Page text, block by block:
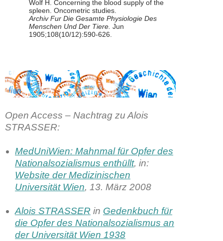
Wolf H. Concerning the blood supply of the
spleen. Oncometric studies.
Archiv Fur Die Gesamte Physiologie Des
Menschen Und Der Tiere. Jun
1905;108(10/12):590-626.
Open Access – Nachtrag zu Alois
STRASSER:
MedUniWien: Mahnmal für Opfer des
Nationalsozialismus enthüllt, in:
Website der Medizinischen
Universität Wien, 13. März 2008
Alois STRASSER in Gedenkbuch für
die Opfer des Nationalsozialismus an
der Universität Wien 1938